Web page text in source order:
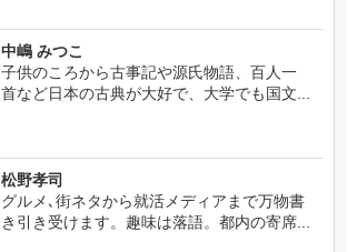
中嶋 みつこ
子供のころから古事記や源氏物語、百人一
首など日本の古典が大好で、大学でも国文...
松野孝司
グルメ､街ネタから就活メディアまで万物書
き引き受けます。趣味は落語。都内の寄席...